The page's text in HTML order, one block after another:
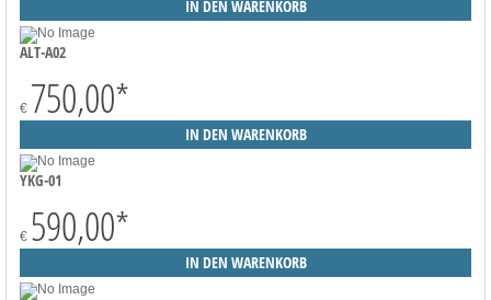
ALT-A02
€ 750,00*
YKG-01
€ 590,00*